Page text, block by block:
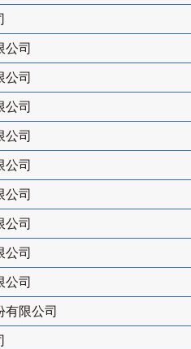
公司
公司
公司
公司
公司
公司
公司
公司
公司
有限公司